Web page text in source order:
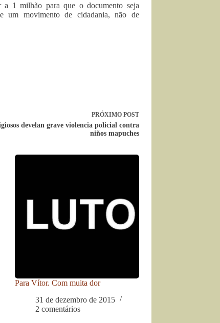
a 1 milhão para que o documento seja
um movimento de cidadania, não de
PRÓXIMO POST
develan grave violencia policial contra
niños mapuches
Para Vítor. Com muita dor
31 de dezembro de 2015
2 comentários